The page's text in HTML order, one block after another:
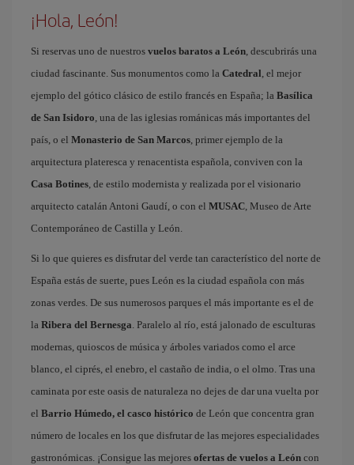
¡Hola, León!
Si reservas uno de nuestros vuelos baratos a León , descubrirás una
ciudad fascinante. Sus monumentos como la Catedral , el mejor
ejemplo del gótico clásico de estilo francés en España; la Basílica
de San Isidoro , una de las iglesias románicas más importantes del
país, o el Monasterio de San Marcos , primer ejemplo de la
arquitectura plateresca y renacentista española, conviven con la
Casa Botines , de estilo modernista y realizada por el visionario
arquitecto catalán Antoni Gaudí, o con el MUSAC , Museo de Arte
Contemporáneo de Castilla y León.
Si lo que quieres es disfrutar del verde tan característico del norte de
España estás de suerte, pues León es la ciudad española con más
zonas verdes. De sus numerosos parques el más importante es el de
la Ribera del Bernesga . Paralelo al río, está jalonado de esculturas
modernas, quioscos de música y árboles variados como el arce
blanco, el ciprés, el enebro, el castaño de india, o el olmo. Tras una
caminata por este oasis de naturaleza no dejes de dar una vuelta por
el Barrio Húmedo, el casco histórico de León que concentra gran
número de locales en los que disfrutar de las mejores especialidades
gastronómicas. ¡Consigue las mejores ofertas de vuelos a León con